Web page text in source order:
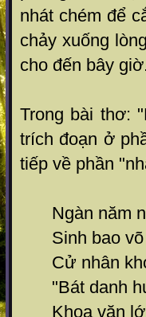
nhát chém để
chảy xuống
cho đến bây
Trong bài thơ:
trích đoạn ở
tiếp về phần
Ngàn năm
Sinh bao
Cử nhân
"Bát danh
Khoa văn